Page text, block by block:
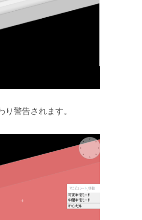
警告されます。